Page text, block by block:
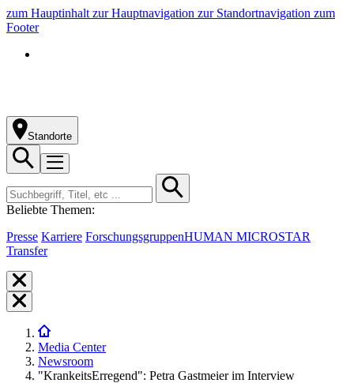
zum Hauptinhalt zur Hauptnavigation zur Standortnavigation zum
Footer
Standorte
Beliebte Themen:
Presse Karriere ForschungsgruppenHUMAN MICROSTAR
Transfer
Media Center
Newsroom
"KrankeitsErregend": Petra Gastmeier im Interview